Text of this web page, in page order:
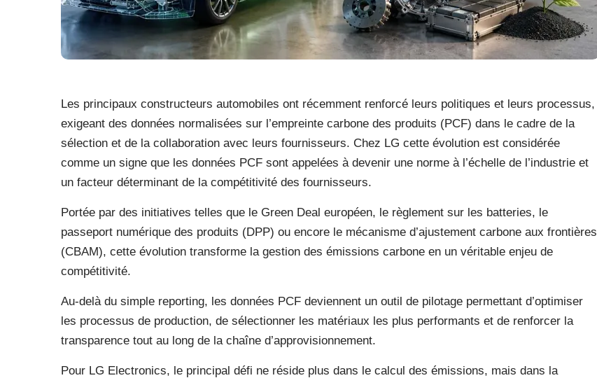
Les principaux constructeurs automobiles ont récemment renforcé leurs politiques et leurs processus,
exigeant des données normalisées sur l’empreinte carbone des produits (PCF) dans le cadre de la
sélection et de la collaboration avec leurs fournisseurs. Chez LG cette évolution est considérée
comme un signe que les données PCF sont appelées à devenir une norme à l’échelle de l’industrie et
un facteur déterminant de la compétitivité des fournisseurs.
Portée par des initiatives telles que le Green Deal européen, le règlement sur les batteries, le
passeport numérique des produits (DPP) ou encore le mécanisme d’ajustement carbone aux frontières
(CBAM), cette évolution transforme la gestion des émissions carbone en un véritable enjeu de
compétitivité.
Au-delà du simple reporting, les données PCF deviennent un outil de pilotage permettant d’optimiser
les processus de production, de sélectionner les matériaux les plus performants et de renforcer la
transparence tout au long de la chaîne d’approvisionnement.
Pour LG Electronics, le principal défi ne réside plus dans le calcul des émissions, mais dans la